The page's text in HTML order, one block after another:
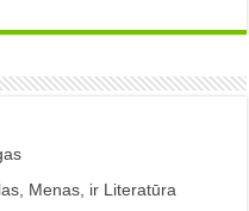
Menas, ir Literatūra